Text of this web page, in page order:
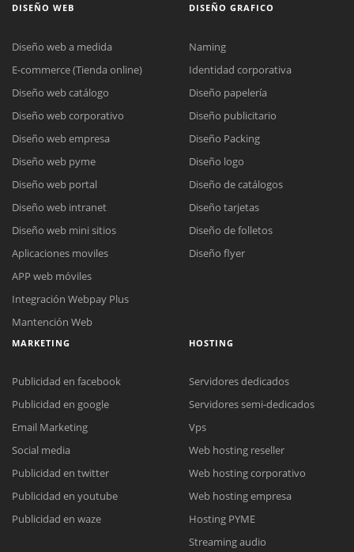
Reunión online
Meet para la reunión online.
Cotización
Chat Online
Todos nuestros ejecutivos están fuera de línea. Complete el formulario
DISEÑO WEB
Diseño web a medida
E-commerce (Tienda online)
Diseño web catálogo
Diseño web corporativo
Diseño web empresa
Diseño web pyme
Diseño web portal
Diseño web intranet
Diseño web mini sitios
Aplicaciones moviles
APP web móviles
Integración Webpay Plus
Mantención Web
DISEÑO GRAFICO
Naming
Identidad corporativa
Diseño papelería
Diseño publicitario
Diseño Packing
Diseño logo
Diseño de catálogos
Diseño tarjetas
Diseño de folletos
Diseño flyer
MARKETING
Publicidad en facebook
Publicidad en google
Email Marketing
Social media
Publicidad en twitter
Publicidad en youtube
Publicidad en waze
HOSTING
Servidores dedicados
Servidores semi-dedicados
Vps
Web hosting reseller
Web hosting corporativo
Web hosting empresa
Hosting PYME
Streaming audio